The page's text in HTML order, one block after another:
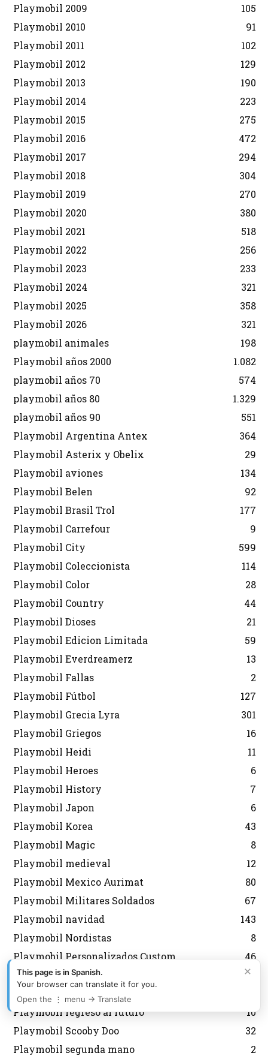
Playmobil 2009
105
Playmobil 2010
91
Playmobil 2011
102
Playmobil 2012
129
Playmobil 2013
190
Playmobil 2014
223
Playmobil 2015
275
Playmobil 2016
472
Playmobil 2017
294
Playmobil 2018
304
Playmobil 2019
270
Playmobil 2020
380
Playmobil 2021
518
Playmobil 2022
256
Playmobil 2023
233
Playmobil 2024
321
Playmobil 2025
358
Playmobil 2026
321
playmobil animales
198
Playmobil años 2000
1.082
playmobil años 70
574
playmobil años 80
1.329
playmobil años 90
551
Playmobil Argentina Antex
364
Playmobil Asterix y Obelix
29
Playmobil aviones
134
Playmobil Belen
92
Playmobil Brasil Trol
177
Playmobil Carrefour
9
Playmobil City
599
Playmobil Coleccionista
114
Playmobil Color
28
Playmobil Country
44
Playmobil Dioses
21
Playmobil Edicion Limitada
59
Playmobil Everdreamerz
13
Playmobil Fallas
2
Playmobil Fútbol
127
Playmobil Grecia Lyra
301
Playmobil Griegos
16
Playmobil Heidi
11
Playmobil Heroes
6
Playmobil History
7
Playmobil Japon
6
Playmobil Korea
43
Playmobil Magic
8
Playmobil medieval
12
Playmobil Mexico Aurimat
80
Playmobil Militares Soldados
67
Playmobil navidad
143
Playmobil Nordistas
8
Playmobil Personalizados Custom
46
Playmobil Princess
Playmobil Promocionales
Playmobil regreso al futuro
10
Playmobil Scooby Doo
32
Playmobil segunda mano
2
×
This page is in Spanish.
Your browser can translate it for you.
Open the ⋮ menu → Translate